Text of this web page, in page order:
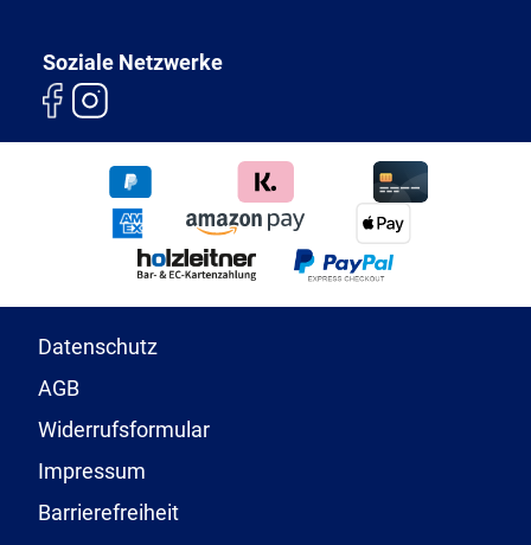
Soziale Netzwerke
Datenschutz
AGB
Widerrufsformular
Impressum
Barrierefreiheit